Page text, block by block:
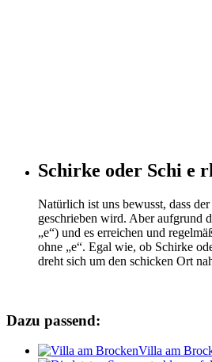
Schirke oder Schi e
Natürlich ist uns bewusst, dass
geschrieben wird. Aber aufgrund
„e“) und es erreichen und
ohne „e“. Egal wie, ob Schirke
dreht sich um den schicken Ort
Dazu passend:
Villa am